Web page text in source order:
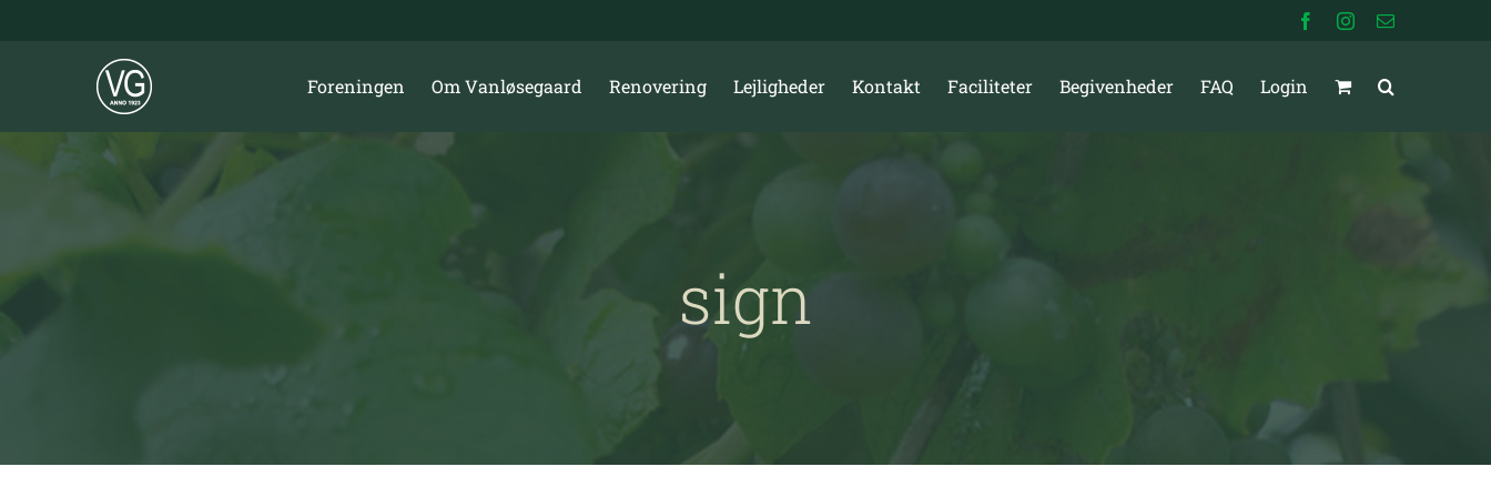
FacebookInstagram
E-
Foreningen Om Vanløsegaard Renovering Lejligheder Kontakt Faciliteter Begivenheder FAQ Login
sign